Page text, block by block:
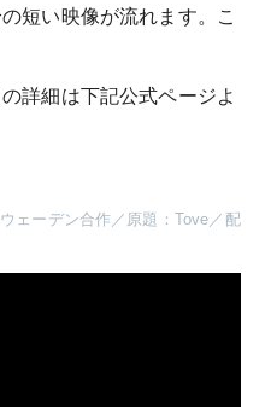
短い映像が流れます。こ
詳細は下記公式ページよ
ェーデン合作／原題：Tove／配